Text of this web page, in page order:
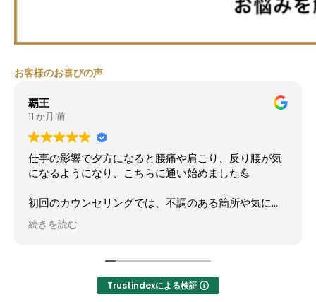
お客様のお喜びの声
K N
1 年 前
最初は軽い気持ちで施術をお願いしたのですが、自分
のミスで左膝を３回も捻ってしまい歩けなくなるほ
に知らず知らず、ブレーキをかけるクセが有ると！頭
を打ちつけて脳しんとうをおこした事が原因になって
いると。私自身には想像も出来ない事を話してくださ
くのにも頭が軽くなり、歩き方、身体も自分でわかる
ほどかわりました。
PS：翌日いつも行ってる美容室で頭が、頭皮が硬くな
続きを読む
Trustindexによる検証